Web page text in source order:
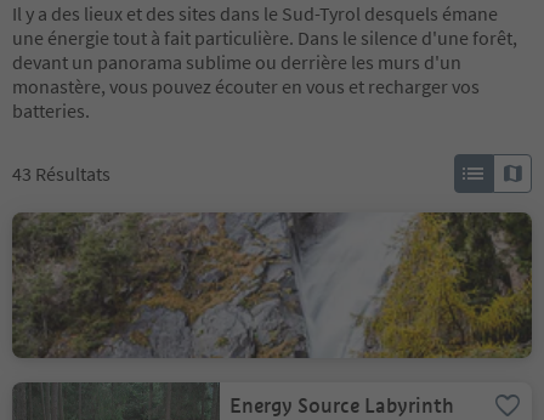
Il y a des lieux et des sites dans le Sud-Tyrol desquels émane
une énergie tout à fait particulière. Dans le silence d'une forêt,
devant un panorama sublime ou derrière les murs d'un
monastère, vous pouvez écouter en vous et recharger vos
batteries.
43 Résultats
waterfalls of Barbian
Colma/Kollmann, Barbian/Barbiano, Brixen/Bressanone and environs
Energy Source Labyrinth